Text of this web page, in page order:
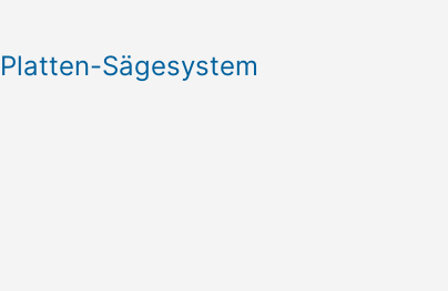
Platten-Sägesystem